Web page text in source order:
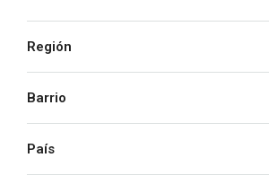
Región
Barrio
País